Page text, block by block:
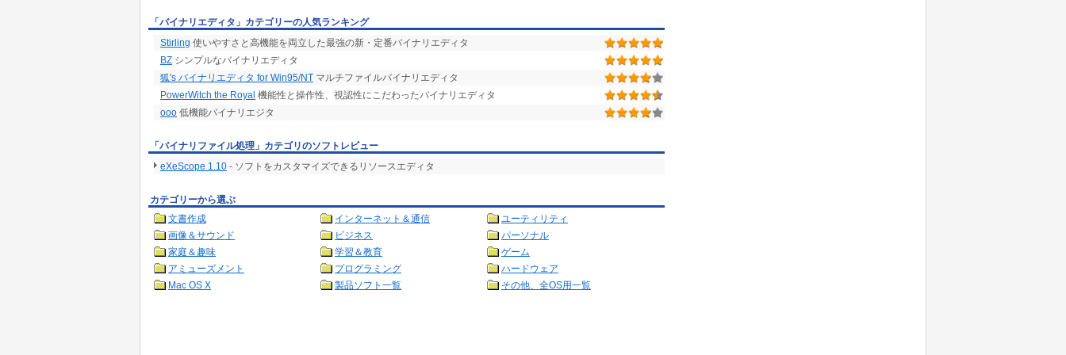
データを対象とする場合に、我々が文字として認識出来る部分のみを
確認する為の一つの手段となります。このモードは、データを見るだけ
のモードです。
「バイナリエディタ」カテゴリーの人気ランキング
Stirling 使いやすさと高機能を両立した最強の新・定番バイナリエディタ
BZ シンプルなバイナリエディタ
狐's バイナリエディタ for Win95/NT マルチファイルバイナリエディタ
PowerWitch the Royal 機能性と操作性、視認性にこだわったバイナリエディタ
ooo 低機能バイナリエジタ
「バイナリファイル処理」カテゴリのソフトレビュー
eXeScope 1.10 - ソフトをカスタマイズできるリソースエディタ
カテゴリーから選ぶ
文書作成
インターネット＆通信
ユーティリティ
画像＆サウンド
ビジネス
パーソナル
家庭＆趣味
学習＆教育
ゲーム
アミューズメント
プログラミング
ハードウェア
Mac OS X
製品ソフト一覧 その他、全OS用一覧